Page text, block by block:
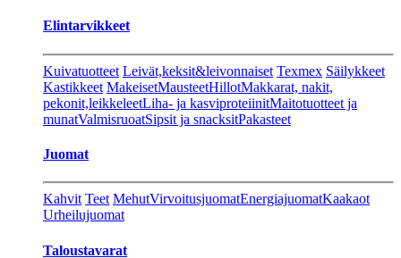
Elintarvikkeet
Kuivatuotteet Leivät,keksit&leivonnaiset Texmex Säilykkeet
Kastikkeet MakeisetMausteetHillotMakkarat, nakit,
pekonit,leikkeleetLiha- ja kasviproteiinitMaitotuotteet ja
munatValmisruoatSipsit ja snacksitPakasteet
Juomat
Kahvit Teet MehutVirvoitusjuomatEnergiajuomatKaakaot
Urheilujuomat
Taloustavarat